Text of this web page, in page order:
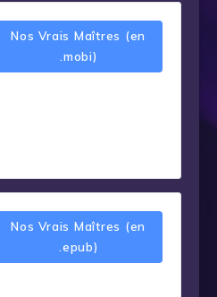
Nos Vrais Maîtres (en
.mobi)
Nos Vrais Maîtres (en
.epub)